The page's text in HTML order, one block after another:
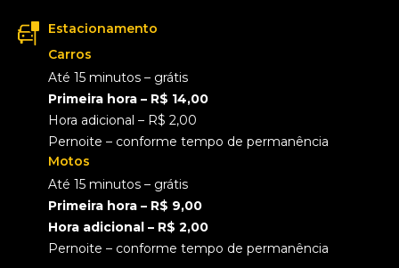
Estacionamento
Carros
Até 15 minutos – grátis
Primeira hora – R$ 14,00
Hora adicional – R$ 2,00
Pernoite – conforme tempo de permanência
Motos
Até 15 minutos – grátis
Primeira hora – R$ 9,00
Hora adicional – R$ 2,00
Pernoite – conforme tempo de permanência